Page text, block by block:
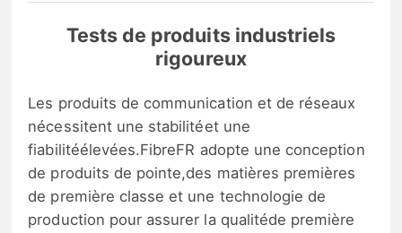
Tests de produits industriels
rigoureux
Les produits de communication et de réseaux
nécessitent une stabilitéet une
fiabilitéélevées.FibreFR adopte une conception
de produits de pointe,des matières premières
de première classe et une technologie de
production pour assurer la qualitéde première